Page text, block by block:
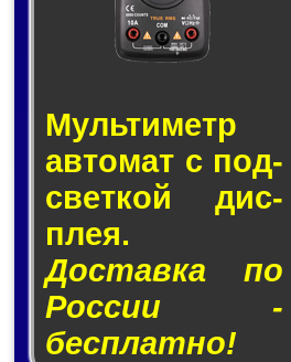
Муль­ти­метр
ав­то­мат с под­
свет­кой дис­
плея.
Доставка по
России -
бесплатно!